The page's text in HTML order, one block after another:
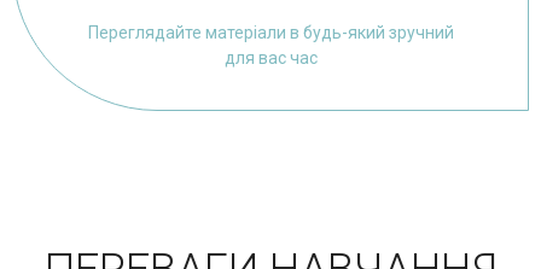
Переглядайте матеріали в будь-який зручний
для вас час